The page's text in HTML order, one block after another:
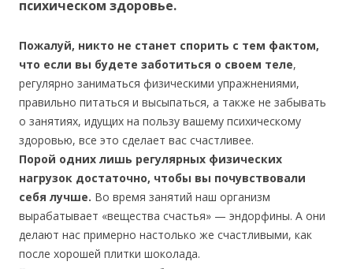
психическом здоровье.
Пожалуй, никто не станет спорить с тем фактом,
что если вы будете заботиться о своем теле,
регулярно заниматься физическими упражнениями,
правильно питаться и высыпаться, а также не забывать
о занятиях, идущих на пользу вашему психическому
здоровью, все это сделает вас счастливее.
Порой одних лишь регулярных физических
нагрузок достаточно, чтобы вы почувствовали
себя лучше. Во время занятий наш организм
вырабатывает «вещества счастья» — эндорфины. А они
делают нас примерно настолько же счастливыми, как
после хорошей плитки шоколада.